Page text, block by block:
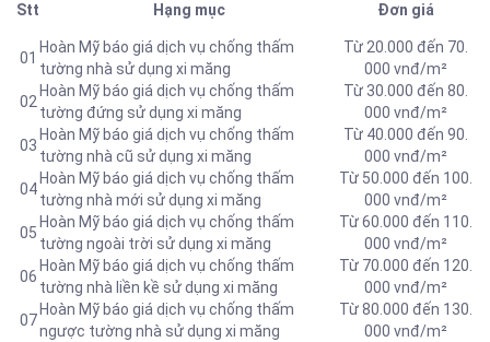
Stt Hạng mục Đơn giá
01
Hoàn Mỹ báo giá dịch vụ chống thấm
tường nhà sử dụng xi măng
Từ 20.000 đến 70.
000 vnđ/m²
02
Hoàn Mỹ báo giá dịch vụ chống thấm
tường đứng sử dụng xi măng
Từ 30.000 đến 80.
000 vnđ/m²
03
Hoàn Mỹ báo giá dịch vụ chống thấm
tường nhà cũ sử dụng xi măng
Từ 40.000 đến 90.
000 vnđ/m²
04
Hoàn Mỹ báo giá dịch vụ chống thấm
tường nhà mới sử dụng xi măng
Từ 50.000 đến 100.
000 vnđ/m²
05
Hoàn Mỹ báo giá dịch vụ chống thấm
tường ngoài trời sử dụng xi măng
Từ 60.000 đến 110.
000 vnđ/m²
06
Hoàn Mỹ báo giá dịch vụ chống thấm
tường nhà liền kề sử dụng xi măng
Từ 70.000 đến 120.
000 vnđ/m²
07
Hoàn Mỹ báo giá dịch vụ chống thấm
ngược tường nhà sử dụng xi măng
Từ 80.000 đến 130.
000 vnđ/m²